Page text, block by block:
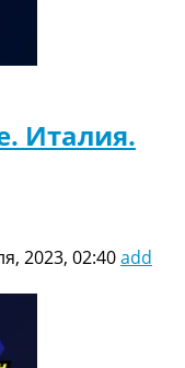
Италия.
2023, 02:40add